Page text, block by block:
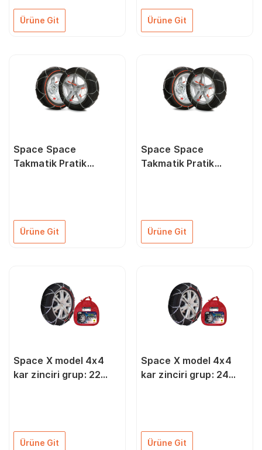
Ürüne Git Ürüne Git
Space Space
Takmatik Pratik
Ürüne Git
Space Space
Takmatik Pratik
Ürüne Git
Space X model 4x4
kar zinciri grup: 22
Ürüne Git
Space X model 4x4
kar zinciri grup: 24
Ürüne Git